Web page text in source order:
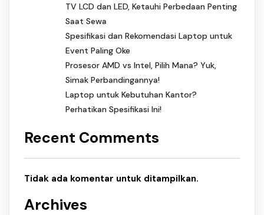
TV LCD dan LED, Ketauhi Perbedaan Penting
Saat Sewa
Spesifikasi dan Rekomendasi Laptop untuk
Event Paling Oke
Prosesor AMD vs Intel, Pilih Mana? Yuk,
Simak Perbandingannya!
Laptop untuk Kebutuhan Kantor?
Perhatikan Spesifikasi Ini!
Recent Comments
Tidak ada komentar untuk ditampilkan.
Archives